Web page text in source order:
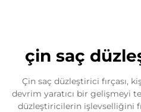
çin saç
Çin saç düzleştirici fırçası,
devrim yaratıcı bir gelişmeyi
düzleştiricilerin işlevselliğini